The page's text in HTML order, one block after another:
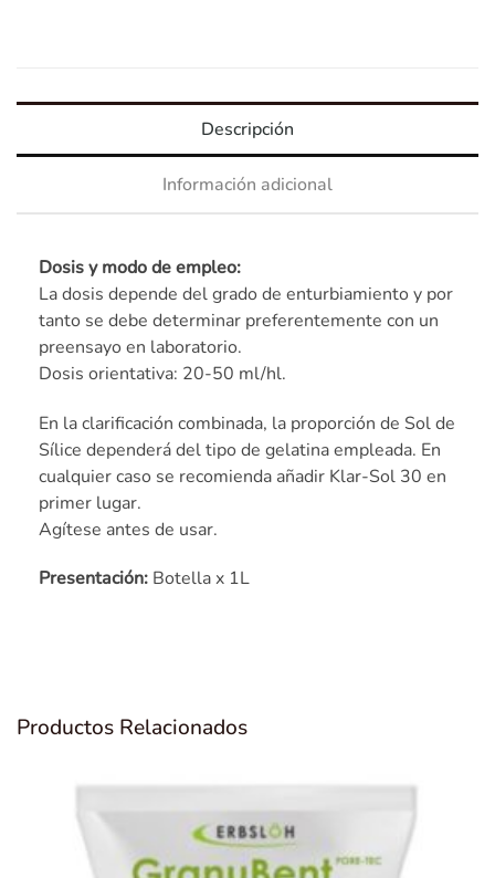
Descripción
Información adicional
Dosis y modo de empleo:
La dosis depende del grado de enturbiamiento y por
tanto se debe determinar preferentemente con un
preensayo en laboratorio.
Dosis orientativa: 20-50 ml/hl.
En la clarificación combinada, la proporción de Sol de
Sílice dependerá del tipo de gelatina empleada. En
cualquier caso se recomienda añadir Klar-Sol 30 en
primer lugar.
Agítese antes de usar.
Presentación: Botella x 1L
Productos Relacionados